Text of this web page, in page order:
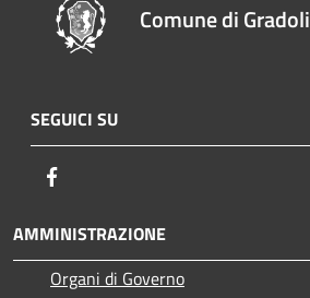
Comune di Gradoli
SEGUICI SU
AMMINISTRAZIONE
Organi di Governo